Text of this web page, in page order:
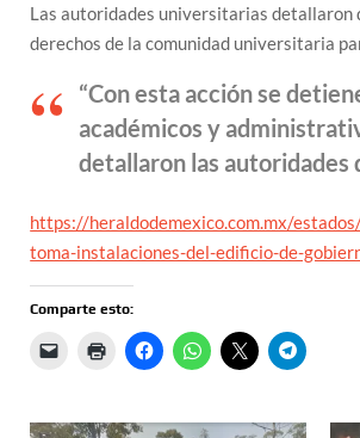
Las autoridades universitarias detallaron
derechos de la comunidad universitaria
“Con esta acción se
académicos y
detallaron las autoridades
https://heraldodemexico.com.mx/
toma-instalaciones-del-edificio-de-
Comparte esto: